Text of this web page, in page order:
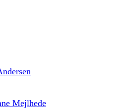
Mejlhede